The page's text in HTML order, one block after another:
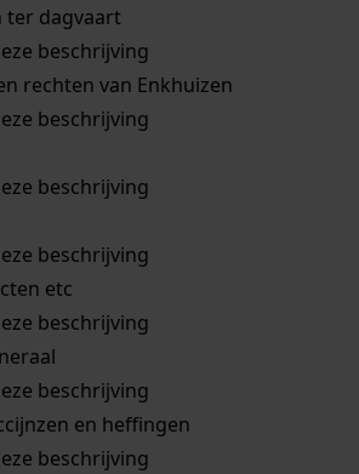
ter dagvaart
beschrijving
rechten van Enkhuizen
beschrijving
beschrijving
beschrijving
etc
beschrijving
beschrijving
en heffingen
beschrijving